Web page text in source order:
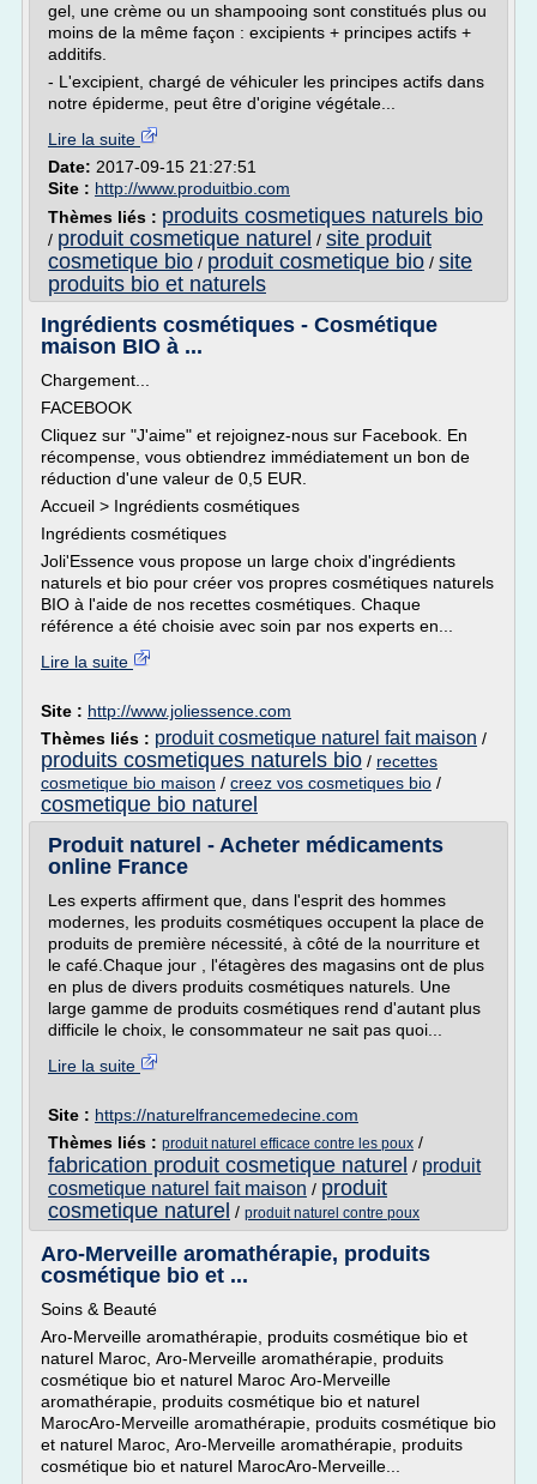
gel, une crème ou un shampooing sont constitués plus ou
moins de la même façon : excipients + principes actifs +
additifs.
- L'excipient, chargé de véhiculer les principes actifs dans
notre épiderme, peut être d'origine végétale...
Lire la suite
Date: 2017-09-15 21:27:51
Site : http://www.produitbio.com
Thèmes liés : produits cosmetiques naturels bio
/ produit cosmetique naturel / site produit
cosmetique bio / produit cosmetique bio / site
produits bio et naturels
Ingrédients cosmétiques - Cosmétique
maison BIO à ...
Chargement...
FACEBOOK
Cliquez sur "J'aime" et rejoignez-nous sur Facebook. En
récompense, vous obtiendrez immédiatement un bon de
réduction d'une valeur de 0,5 EUR.
Accueil > Ingrédients cosmétiques
Ingrédients cosmétiques
Joli'Essence vous propose un large choix d'ingrédients
naturels et bio pour créer vos propres cosmétiques naturels
BIO à l'aide de nos recettes cosmétiques. Chaque
référence a été choisie avec soin par nos experts en...
Lire la suite
Site : http://www.joliessence.com
Thèmes liés : produit cosmetique naturel fait maison /
produits cosmetiques naturels bio / recettes
cosmetique bio maison / creez vos cosmetiques bio /
cosmetique bio naturel
Produit naturel - Acheter médicaments
online France
Les experts affirment que, dans l'esprit des hommes
modernes, les produits cosmétiques occupent la place de
produits de première nécessité, à côté de la nourriture et
le café.Chaque jour , l'étagères des magasins ont de plus
en plus de divers produits cosmétiques naturels. Une
large gamme de produits cosmétiques rend d'autant plus
difficile le choix, le consommateur ne sait pas quoi...
Lire la suite
Site : https://naturelfrancemedecine.com
Thèmes liés : produit naturel efficace contre les poux /
fabrication produit cosmetique naturel / produit
cosmetique naturel fait maison / produit
cosmetique naturel / produit naturel contre poux
Aro-Merveille aromathérapie, produits
cosmétique bio et ...
Soins & Beauté
Aro-Merveille aromathérapie, produits cosmétique bio et
naturel Maroc, Aro-Merveille aromathérapie, produits
cosmétique bio et naturel Maroc Aro-Merveille
aromathérapie, produits cosmétique bio et naturel
MarocAro-Merveille aromathérapie, produits cosmétique bio
et naturel Maroc, Aro-Merveille aromathérapie, produits
cosmétique bio et naturel MarocAro-Merveille...